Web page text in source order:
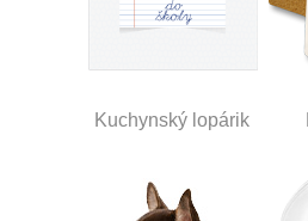
Kuchynský lopárik